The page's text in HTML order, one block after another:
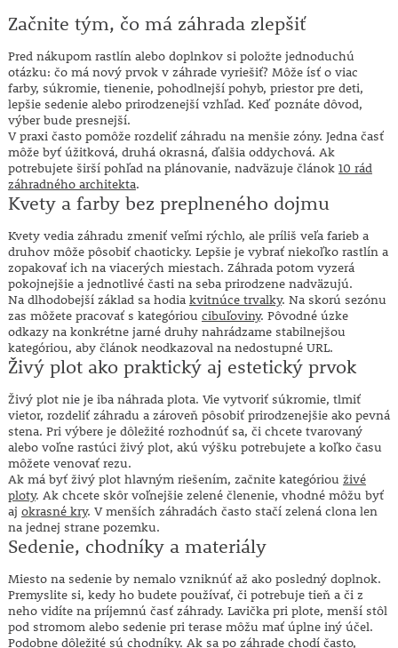
Začnite tým, čo má záhrada zlepšiť
Pred nákupom rastlín alebo doplnkov si položte jednoduchú
otázku: čo má nový prvok v záhrade vyriešiť? Môže ísť o viac
farby, súkromie, tienenie, pohodlnejší pohyb, priestor pre deti,
lepšie sedenie alebo prirodzenejší vzhľad. Keď poznáte dôvod,
výber bude presnejší.
V praxi často pomôže rozdeliť záhradu na menšie zóny. Jedna časť
môže byť úžitková, druhá okrasná, ďalšia oddychová. Ak
potrebujete širší pohľad na plánovanie, nadväzuje článok 10 rád
záhradného architekta.
Kvety a farby bez preplneného dojmu
Kvety vedia záhradu zmeniť veľmi rýchlo, ale príliš veľa farieb a
druhov môže pôsobiť chaoticky. Lepšie je vybrať niekoľko rastlín a
zopakovať ich na viacerých miestach. Záhrada potom vyzerá
pokojnejšie a jednotlivé časti na seba prirodzene nadväzujú.
Na dlhodobejší základ sa hodia kvitnúce trvalky. Na skorú sezónu
zas môžete pracovať s kategóriou cibuľoviny. Pôvodné úzke
odkazy na konkrétne jarné druhy nahrádzame stabilnejšou
kategóriou, aby článok neodkazoval na nedostupné URL.
Živý plot ako praktický aj estetický prvok
Živý plot nie je iba náhrada plota. Vie vytvoriť súkromie, tlmiť
vietor, rozdeliť záhradu a zároveň pôsobiť prirodzenejšie ako pevná
stena. Pri výbere je dôležité rozhodnúť sa, či chcete tvarovaný
alebo voľne rastúci živý plot, akú výšku potrebujete a koľko času
môžete venovať rezu.
Ak má byť živý plot hlavným riešením, začnite kategóriou živé
ploty. Ak chcete skôr voľnejšie zelené členenie, vhodné môžu byť
aj okrasné kry. V menších záhradách často stačí zelená clona len
na jednej strane pozemku.
Sedenie, chodníky a materiály
Miesto na sedenie by nemalo vzniknúť až ako posledný doplnok.
Premyslite si, kedy ho budete používať, či potrebuje tieň a či z
neho vidíte na príjemnú časť záhrady. Lavička pri plote, menší stôl
pod stromom alebo sedenie pri terase môžu mať úplne iný účel.
Podobne dôležité sú chodníky. Ak sa po záhrade chodí často,